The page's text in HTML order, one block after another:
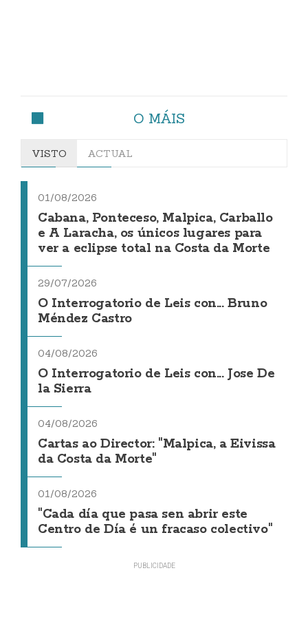
O MÁIS
VISTO ACTUAL
01/08/2026
Cabana, Ponteceso, Malpica, Carballo
e A Laracha, os únicos lugares para
ver a eclipse total na Costa da Morte
29/07/2026
O Interrogatorio de Leis con... Bruno
Méndez Castro
04/08/2026
O Interrogatorio de Leis con... Jose De
la Sierra
04/08/2026
Cartas ao Director: "Malpica, a Eivissa
da Costa da Morte"
01/08/2026
"Cada día que pasa sen abrir este
Centro de Día é un fracaso colectivo"